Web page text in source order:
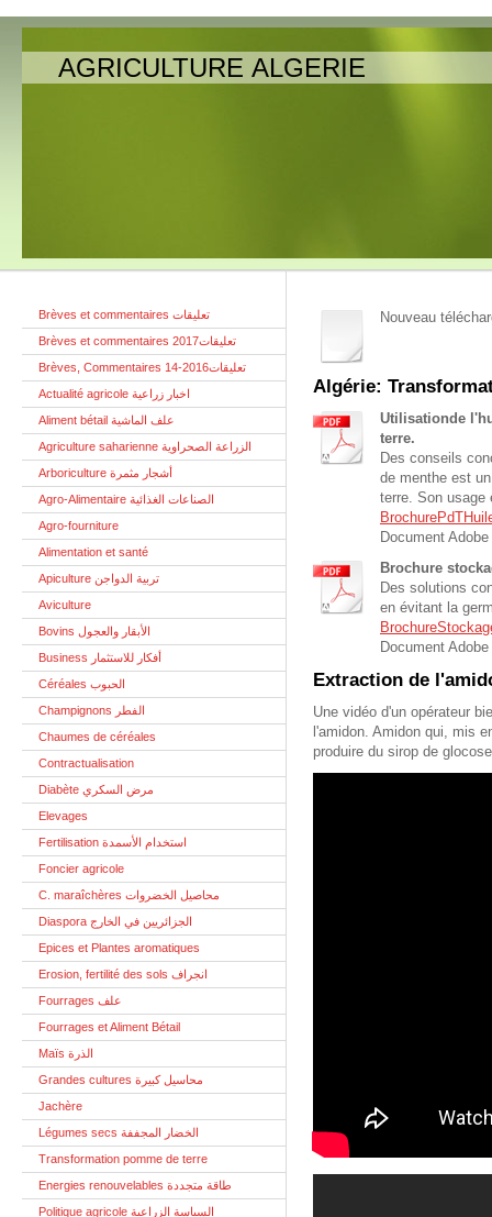
AGRICULTURE ALGERIE
Brèves et commentaires تعليقات
Brèves et commentaires تعليقات2017
Brèves, Commentaires تعليقات2016-14
Actualité agricole اخبار زراعية
Aliment bétail علف الماشية
Agriculture saharienne الزراعة الصحراوية
Arboriculture أشجار مثمرة
Agro-Alimentaire الصناعات الغذائية
Agro-fourniture
Alimentation et santé
Apiculture تربية الدواجن
Aviculture
Bovins الأبقار والعجول
Business أفكار للاستثمار
Céréales الحبوب
Champignons الفطر
Chaumes de céréales
Contractualisation
Diabète مرض السكري
Elevages
Fertilisation استخدام الأسمدة
Foncier agricole
C. maraîchères محاصيل الخضروات
Diaspora الجزائريين في الخارج
Epices et Plantes aromatiques
Erosion, fertilité des sols انجراف
Fourrages علف
Fourrages et Aliment Bétail
Maïs الذرة
Grandes cultures محاسيل كبيرة
Jachère
Légumes secs الخضار المجففة
Transformation pomme de terre
Energies renouvelables طاقة متجددة
Politique agricole السياسة الزراعية
Nouveau
Algérie:
Utilisationde
terre.
Des conseils
de menthe est
terre. Son usage
Document
Brochure
Des solutions
en évitant la
Document
Extraction de
Une vidéo d'un opérateur
l'amidon. Amidon qui, mis
produire du sirop de